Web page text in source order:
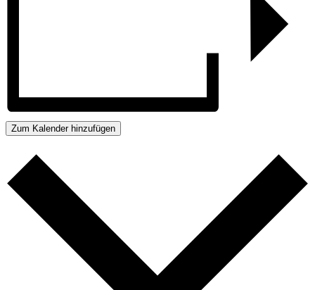
Zum Kalender hinzufügen